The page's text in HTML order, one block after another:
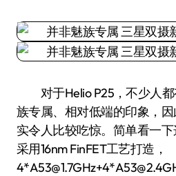
对于Helio P25，不少人都
族专属、相对低端的印象，
实令人比较吃惊。简单看一
采用16nm FinFET工艺打造，